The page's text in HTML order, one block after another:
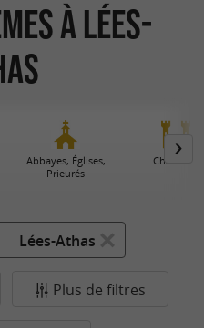
à Lées-
Abbayes, Églises,
Prieurés
Châteaux
Lées-Athas
Plus de filtres